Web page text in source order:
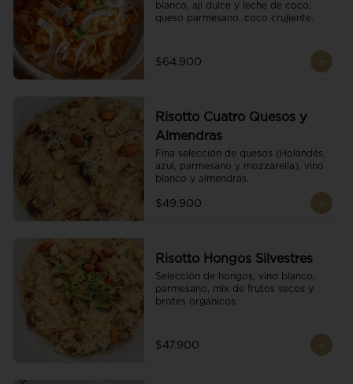
blanco, ají dulce y leche de coco,
queso parmesano, coco crujiente.
$64.900
Risotto Cuatro Quesos y
Almendras
Fina selección de quesos (Holandés,
azul, parmesano y mozzarella), vino
blanco y almendras.
$49.900
Risotto Hongos Silvestres
Selección de hongos, vino blanco,
parmesano, mix de frutos secos y
brotes orgánicos.
$47.900